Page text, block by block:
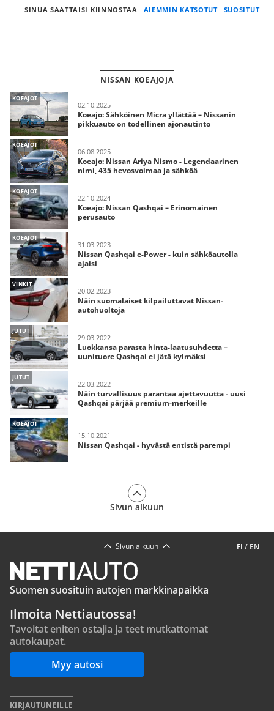
SINUA SAATTAISI KIINNOSTAA AIEMMIN KATSOTUT SUOSITUT
NISSAN KOEAJOJA
KOEAJOT
02.10.2025
Koeajo: Sähköinen Micra yllättää – Nissanin
pikkuauto on todellinen ajonautinto
KOEAJOT
06.08.2025
Koeajo: Nissan Ariya Nismo - Legendaarinen
nimi, 435 hevosvoimaa ja sähköä
KOEAJOT
22.10.2024
Koeajo: Nissan Qashqai – Erinomainen
perusauto
KOEAJOT
31.03.2023
Nissan Qashqai e-Power - kuin sähköautolla
ajaisi
VINKIT
20.02.2023
Näin suomalaiset kilpailuttavat Nissan-
autohuoltoja
JUTUT
29.03.2022
Luokkansa parasta hinta-laatusuhdetta –
uunituore Qashqai ei jätä kylmäksi
JUTUT
22.03.2022
Näin turvallisuus parantaa ajettavuutta - uusi
Qashqai pärjää premium-merkeille
KOEAJOT
15.10.2021
Nissan Qashqai - hyvästä entistä parempi
Sivun alkuun
FI / EN
Sivun alkuun
Suomen suosituin autojen markkinapaikka
Ilmoita Nettiautossa!
Tavoitat eniten ostajia ja teet mutkattomat
autokaupat.
Myy autosi
KIRJAUTUNEILLE